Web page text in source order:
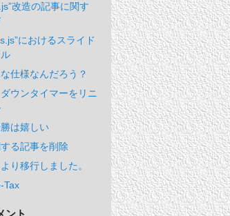
改造の記事に関す
におけるスライド
仕様なんだろう？
ウンタイマーをリニ
は嬉しい
る記事を削除
り移行しました。
Tax
ント